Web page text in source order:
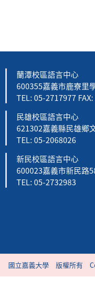
蘭潭校區語言中心
600355嘉義市鹿寮里
TEL: 05-2717977
民雄校區語言中心
621302嘉義縣民雄鄉
TEL: 05-2068026
新民校區語言中心
600023嘉義市新民路
TEL: 05-2732983
國立嘉義大學 版權所有